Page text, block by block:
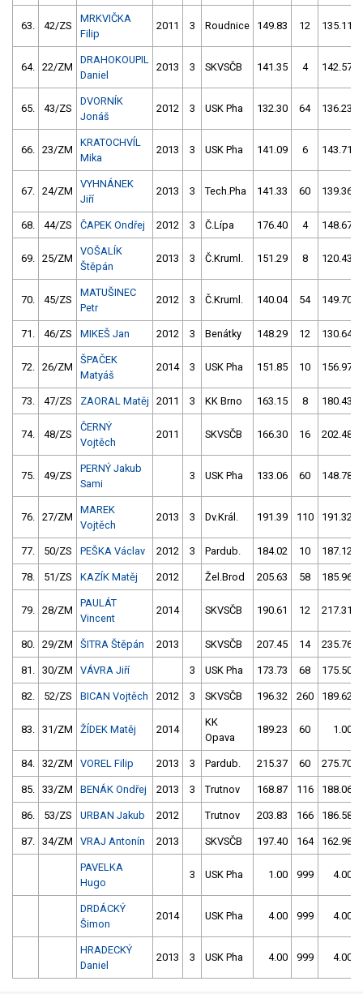
63. 42/ZS
MRKVIČKA
Filip
2011 3 Roudnice 149.83 12 135.11
64. 22/ZM
DRAHOKOUPIL
Daniel
2013 3 SKVSČB 141.35 4 142.57
65. 43/ZS
DVORNÍK
Jonáš
2012 3 USK Pha 132.30 64 136.23
66. 23/ZM
KRATOCHVÍL
Mika
2013 3 USK Pha 141.09 6 143.71
67. 24/ZM
VYHNÁNEK
Jiří
2013 3 Tech.Pha 141.33 60 139.36
68. 44/ZS ČAPEK Ondřej 2012 3 Č.Lípa 176.40 4 148.67
69. 25/ZM
VOŠALÍK
Štěpán
2013 3 Č.Kruml. 151.29 8 120.43
70. 45/ZS
MATUŠINEC
Petr
2012 3 Č.Kruml. 140.04 54 149.70
71. 46/ZS MIKEŠ Jan 2012 3 Benátky 148.29 12 130.64
72. 26/ZM
ŠPAČEK
Matyáš
2014 3 USK Pha 151.85 10 156.97
73. 47/ZS ZAORAL Matěj 2011 3 KK Brno 163.15 8 180.43
74. 48/ZS
ČERNÝ
Vojtěch
2011 SKVSČB 166.30 16 202.48
75. 49/ZS
PERNÝ Jakub
Sami
3 USK Pha 133.06 60 148.78
76. 27/ZM
MAREK
Vojtěch
2013 3 Dv.Král. 191.39 110 191.32
77. 50/ZS PEŠKA Václav 2012 3 Pardub. 184.02 10 187.12
78. 51/ZS KAZÍK Matěj 2012 Žel.Brod 205.63 58 185.96
79. 28/ZM
PAULÁT
Vincent
2014 SKVSČB 190.61 12 217.31
80. 29/ZM ŠITRA Štěpán 2013 SKVSČB 207.45 14 235.76
81. 30/ZM VÁVRA Jiří 3 USK Pha 173.73 68 175.50
82. 52/ZS BICAN Vojtěch 2012 3 SKVSČB 196.32 260 189.62
83. 31/ZM ŽÍDEK Matěj 2014
KK
Opava
189.23 60 1.00
84. 32/ZM VOREL Filip 2013 3 Pardub. 215.37 60 275.70
85. 33/ZM BENÁK Ondřej 2013 3 Trutnov 168.87 116 188.06
86. 53/ZS URBAN Jakub 2012 Trutnov 203.83 166 186.58
87. 34/ZM VRAJ Antonín 2013 SKVSČB 197.40 164 162.98
PAVELKA
Hugo
3 USK Pha 1.00 999 4.00
DRDÁCKÝ
Šimon
2014 USK Pha 4.00 999 4.00
HRADECKÝ
Daniel
2013 3 USK Pha 4.00 999 4.00